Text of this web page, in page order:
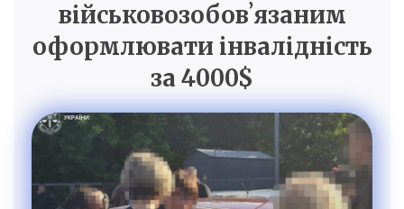
військовозобовʼязаним
оформлювати інвалідність
за 4000$